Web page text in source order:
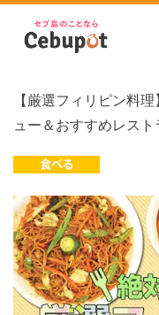
【厳選フィリピン料
ュー＆おすすめレスト